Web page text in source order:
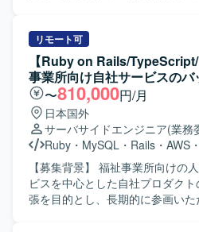
力】 フロントエンドからバック
ることができ、大規模なDX支援
思決定や品質向上に大きな裁量を
ます。直取引案件において、ビジ
境で開発をリードできる点も魅力
ックや開発プロセスの整備にも主
ます。 【開発環境】 言語はRuby、PHP、JavaScript、
TypeScriptを利用しております。
Rails、Laravel、React、Vue.js
フラ・データベースにはAWS、
Dockerを利用しております。開
Ruby on RailsおよびVue.jsを用
ールのフロントエンドおよびバ
クライアントの声を直接反映させ
進めていただきます。GCP（
グツールを組み合わせた先進的な
～5人程度のチームでアジャイル
理・プロジェクト推進を行ってい
ら基本設計、詳細設計、実装、テ
ダクト改良まで一貫して関わっていた
人物像】 システム全体の設計や
チャの選定に主体的に挑戦した
リモート可
【Ruby on Rails/
事業所向け自社サービスの
〜810,000円/月
日本国外
サーバサイドエンジニア(業務
Ruby ・ MySQL ・ Rails ・ AWS ・
【募集背景】 福祉事業所向けの
ビスを中心とした自社プロダク
張を目的とし、長期的に参画い